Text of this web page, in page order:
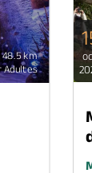
48.5 km
Adultes